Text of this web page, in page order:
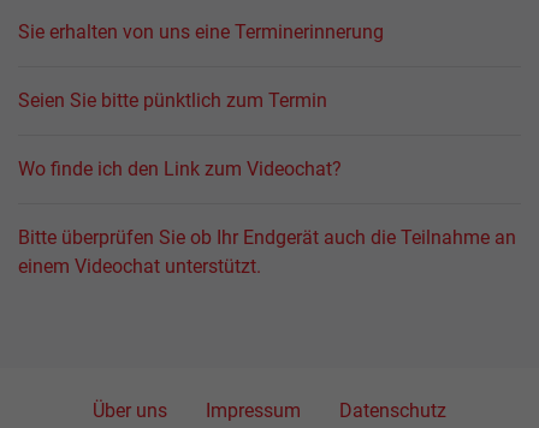
Sie erhalten von uns eine Terminerinnerung
Seien Sie bitte pünktlich zum Termin
Wo finde ich den Link zum Videochat?
Bitte überprüfen Sie ob Ihr Endgerät auch die Teilnahme an
einem Videochat unterstützt.
Über uns Impressum Datenschutz